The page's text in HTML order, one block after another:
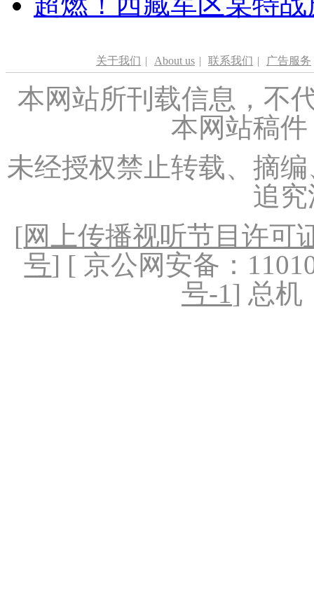
关于我们 | About us | 联系我们 | 广告服务
本网站所刊载信息，不
本网站稿
未经授权禁止转载、摘
追
[网上传播视听节目许可
号] [ 京公网安备：
号-1] 总机